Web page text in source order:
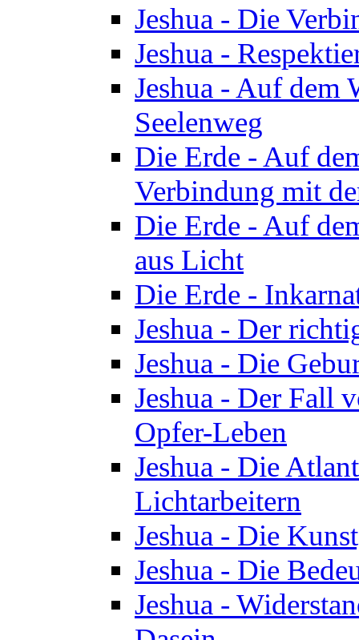
Jeshua - Die
Jeshua -
Jeshua - Auf dem
Seelenweg
Die Erde - Auf
Verbindung mit
Die Erde - Auf
aus Licht
Die Erde -
Jeshua - Der
Jeshua - Die
Jeshua - Der Fall
Opfer-Leben
Jeshua - Die
Lichtarbeitern
Jeshua - Die
Jeshua - Die
Jeshua -